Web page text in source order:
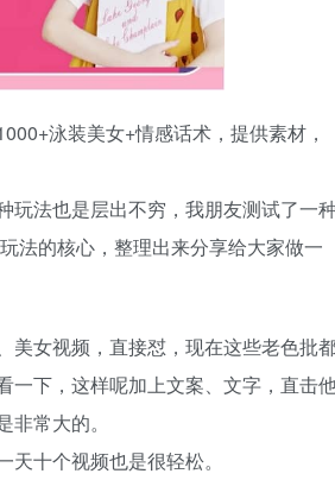
泳装美女+情感话术，提供素材，
玩法也是层出不穷，我朋友测试了一种
法的核心，整理出来分享给大家做一
美女视频，直接怼，现在这些老色批
一下，这样呢加上文案、文字，直击
常大的。
十个视频也是很轻松。